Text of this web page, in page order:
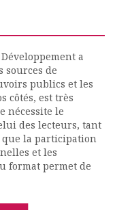
a
sources de
publics et les
côtés, est très
nécessite le
des lecteurs, tant
la participation
et les
format permet de